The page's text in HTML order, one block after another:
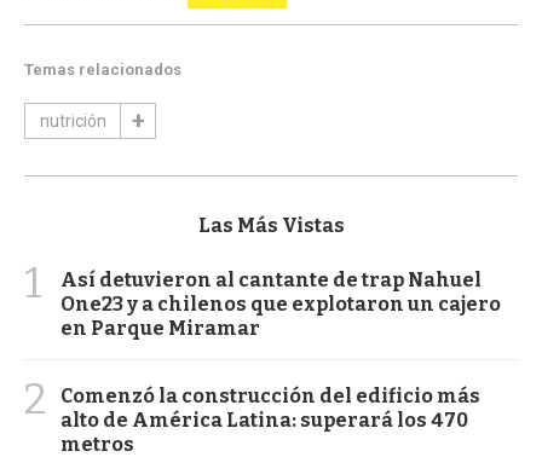
Temas relacionados
nutrición
Las Más Vistas
1
Así detuvieron al cantante de trap Nahuel
One23 y a chilenos que explotaron un cajero
en Parque Miramar
2
Comenzó la construcción del edificio más
alto de América Latina: superará los 470
metros